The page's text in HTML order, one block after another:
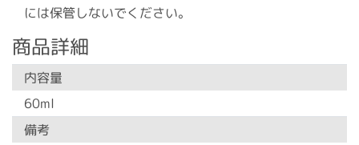
には保管しないでください。
商品詳細
内容量
60ml
備考